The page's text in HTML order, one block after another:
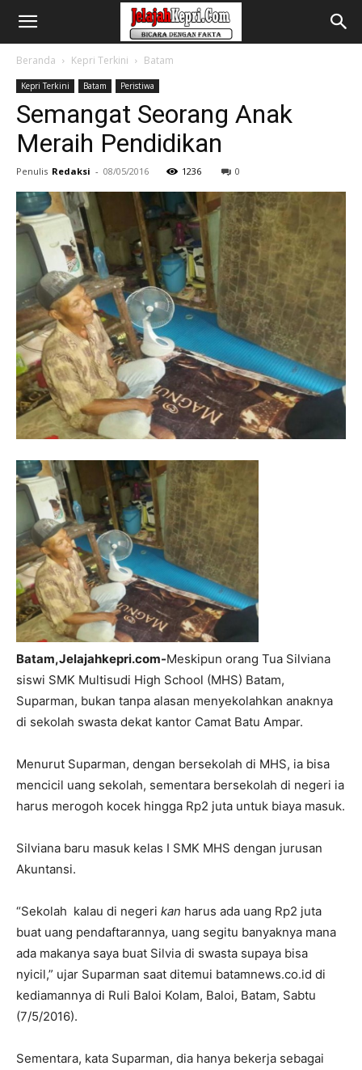
Beranda Kepri Terkini Batam
Kepri Terkini Batam Peristiwa
Semangat Seorang Anak
Meraih Pendidikan
Penulis Redaksi - 08/05/2016 1236 0
Batam,Jelajahkepri.com-Meskipun orang Tua Silviana
siswi SMK Multisudi High School (MHS) Batam,
Suparman, bukan tanpa alasan menyekolahkan anaknya
di sekolah swasta dekat kantor Camat Batu Ampar.
Menurut Suparman, dengan bersekolah di MHS, ia bisa
mencicil uang sekolah, sementara bersekolah di negeri ia
harus merogoh kocek hingga Rp2 juta untuk biaya masuk.
Silviana baru masuk kelas I SMK MHS dengan jurusan
Akuntansi.
“Sekolah kalau di negeri kan harus ada uang Rp2 juta
buat uang pendaftarannya, uang segitu banyaknya mana
ada makanya saya buat Silvia di swasta supaya bisa
nyicil,” ujar Suparman saat ditemui batamnews.co.id di
kediamannya di Ruli Baloi Kolam, Baloi, Batam, Sabtu
(7/5/2016).
Sementara, kata Suparman, dia hanya bekerja sebagai